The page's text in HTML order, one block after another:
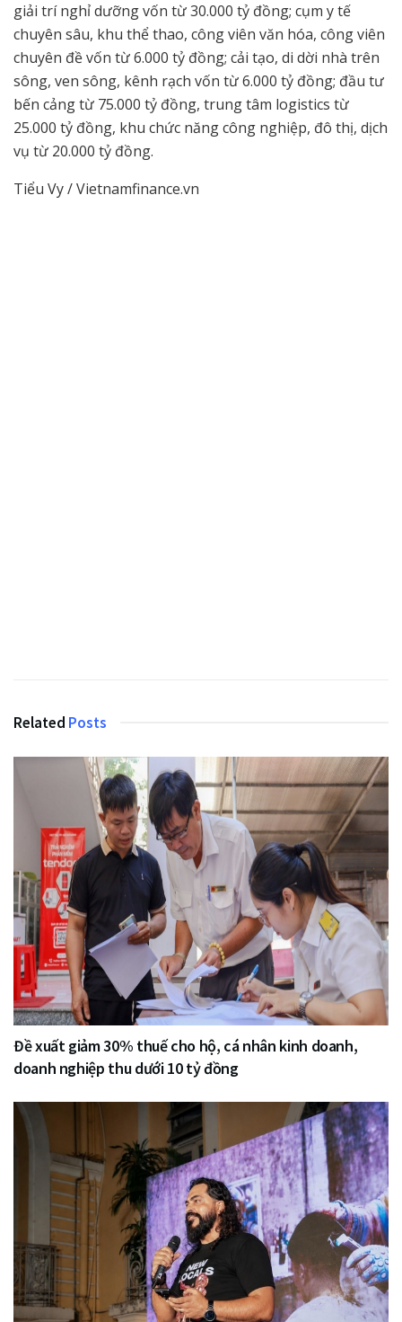
giải trí nghỉ dưỡng vốn từ 30.000 tỷ đồng; cụm y tế
chuyên sâu, khu thể thao, công viên văn hóa, công viên
chuyên đề vốn từ 6.000 tỷ đồng; cải tạo, di dời nhà trên
sông, ven sông, kênh rạch vốn từ 6.000 tỷ đồng; đầu tư
bến cảng từ 75.000 tỷ đồng, trung tâm logistics từ
25.000 tỷ đồng, khu chức năng công nghiệp, đô thị, dịch
vụ từ 20.000 tỷ đồng.
Tiểu Vy / Vietnamfinance.vn
Related Posts
Đề xuất giảm 30% thuế cho hộ, cá nhân kinh doanh,
doanh nghiệp thu dưới 10 tỷ đồng